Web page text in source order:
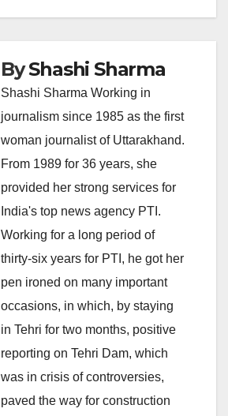
ByShashi Sharma
Shashi Sharma Working in
journalism since 1985 as the first
woman journalist of Uttarakhand.
From 1989 for 36 years, she
provided her strong services for
India's top news agency PTI.
Working for a long period of
thirty-six years for PTI, he got her
pen ironed on many important
occasions, in which, by staying
in Tehri for two months, positive
reporting on Tehri Dam, which
was in crisis of controversies,
paved the way for construction